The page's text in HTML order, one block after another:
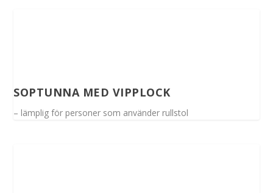
SOPTUNNA MED VIPPLOCK
– lämplig för personer som använder rullstol